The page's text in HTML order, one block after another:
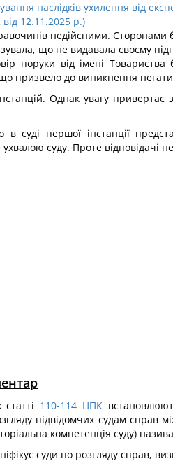
наслідків ухилення від
12.11.2025 р.)
недійсними. Сторонами
що не видавала своєму
поруки від імені Товариства
призвело до виникнення
Однак увагу привертає
суді першої інстанції
суду. Проте відповідачі
110-114 ЦПК
підвідомчих судам справ
компетенція суду)
суди по розгляду справ,